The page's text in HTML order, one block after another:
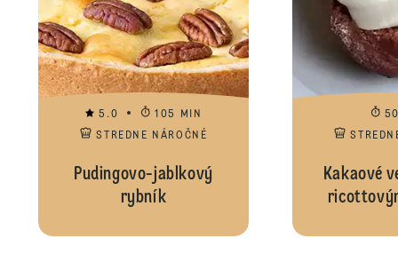
5.0
105 MIN
STREDNE NÁROČNÉ
Pudingovo-jablkový
rybník
Kakaové